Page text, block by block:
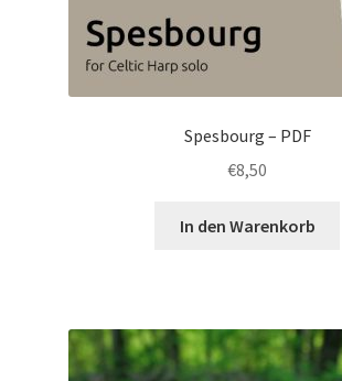
Spesbourg – PDF
€8,50
In den Warenkorb